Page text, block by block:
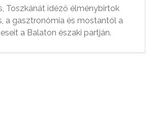
Toszkánát idéző élménybirtok
a gasztronómia és mostantól a
a Balaton északi partján.